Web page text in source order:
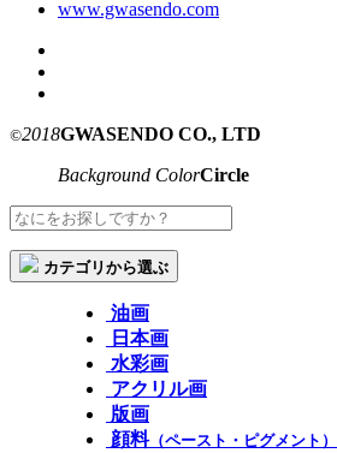
www.gwasendo.com
©2018GWASENDO CO., LTD
Background ColorCircle
カテゴリから選ぶ
油画
日本画
水彩画
アクリル画
版画
顔料（ペースト・ピグメント）